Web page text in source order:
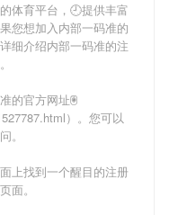
体育平台，🕘提供丰富
您想加入内部一码准的
细介绍内部一码准的注
的官方网址🖲
）。您可以
。
上找到一个醒目的注册
面。